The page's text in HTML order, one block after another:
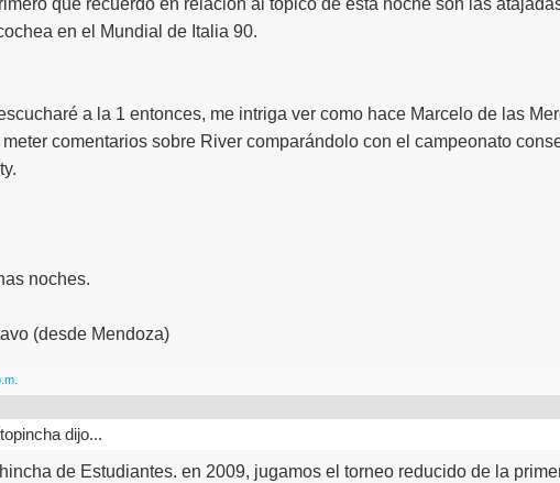
que recuerdo en relación al tópico de ésta noche son las
en el Mundial de Italia 90.
a la 1 entonces, me intriga ver como hace Marcelo de las
meter comentarios sobre River comparándolo con el campeonato
noches.
(desde Mendoza)
dijo...
de Estudiantes. en 2009, jugamos el torneo reducido de la